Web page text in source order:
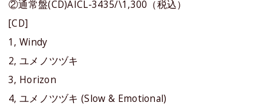
②通常盤(CD)AICL-3435/\1,300（税込）
[CD]
1, Windy
2, ユメノツヅキ
3, Horizon
4, ユメノツヅキ (Slow & Emotional)